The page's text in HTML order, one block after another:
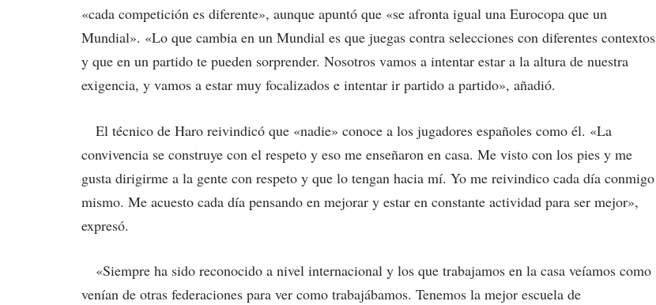
«cada competición es diferente», aunque apuntó que «se afronta igual una Eurocopa que un
Mundial». «Lo que cambia en un Mundial es que juegas contra selecciones con diferentes contextos
y que en un partido te pueden sorprender. Nosotros vamos a intentar estar a la altura de nuestra
exigencia, y vamos a estar muy focalizados e intentar ir partido a partido», añadió.
El técnico de Haro reivindicó que «nadie» conoce a los jugadores españoles como él. «La
convivencia se construye con el respeto y eso me enseñaron en casa. Me visto con los pies y me
gusta dirigirme a la gente con respeto y que lo tengan hacia mí. Yo me reivindico cada día conmigo
mismo. Me acuesto cada día pensando en mejorar y estar en constante actividad para ser mejor»,
expresó.
«Siempre ha sido reconocido a nivel internacional y los que trabajamos en la casa veíamos como
venían de otras federaciones para ver como trabajábamos. Tenemos la mejor escuela de